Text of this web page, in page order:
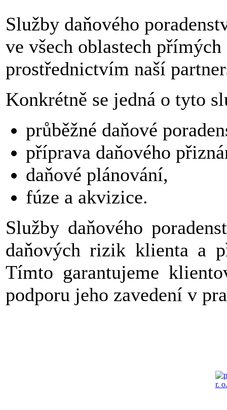
Služby daňového
ve všech oblastech
prostřednictvím naší
Konkrétně se jedná o tyto
průběžné daňové
příprava daňového
daňové plánování,
fúze a akvizice.
Služby daňového
daňových rizik klienta a
Tímto garantujeme
podporu jeho zavedení v